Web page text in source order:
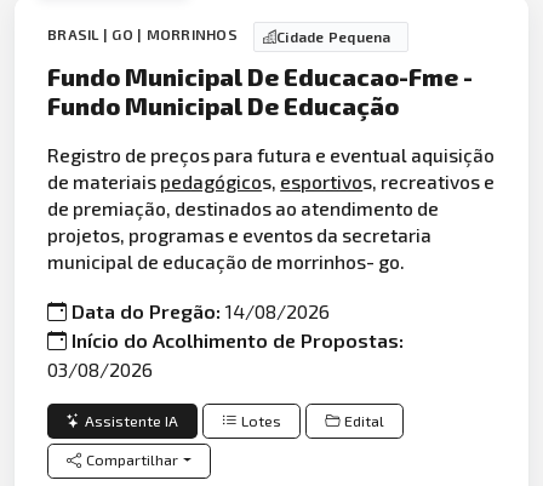
BRASIL | GO | MORRINHOS Cidade Pequena
Fundo Municipal De Educacao-Fme -
Fundo Municipal De Educação
Registro de preços para futura e eventual aquisição
de materiais pedagógicos, esportivos, recreativos e
de premiação, destinados ao atendimento de
projetos, programas e eventos da secretaria
municipal de educação de morrinhos- go.
Data do Pregão:14/08/2026
Início do Acolhimento de Propostas:
03/08/2026
Assistente IA Lotes Edital
Compartilhar